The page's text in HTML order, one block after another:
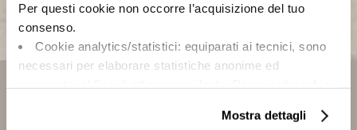
Per questi cookie non occorre l’acquisizione del tuo
consenso.
Cookie analytics/statistici: equiparati ai tecnici, sono
necessari per elaborare statistiche anonime ed
Cookie di profilazione/marketing: sono utilizzati, solo
Mostra dettagli
Focus on: